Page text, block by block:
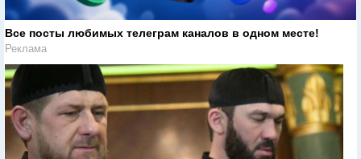
Все посты любимых телеграм каналов в одном месте!
Реклама